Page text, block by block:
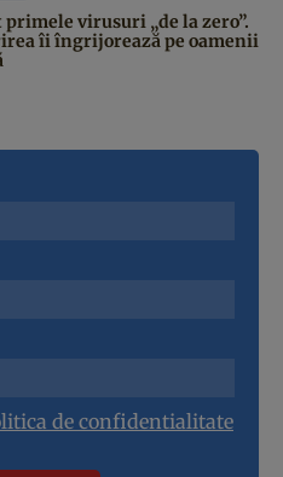
primele virusuri „de la zero”.
îi îngrijorează pe oamenii
de confidentialitate